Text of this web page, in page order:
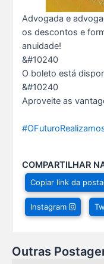
Advogada e
os descontos e
anuidade!
&#10240
O boleto está
&#10240
Aproveite as
COMPARTILHAR
Copiar link da
Instagram
Outras
Ganhar
7 De Julho De
Neste
3 De Julho De 2026
Cuidar da
Hoje é um
22 De Julho De